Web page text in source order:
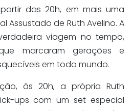
das 20h, em mais uma
Assustado de Ruth Avelino. A
viagem no tempo,
marcaram gerações e
em todo mundo.
às 20h, a própria Ruth
ups com um set especial